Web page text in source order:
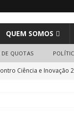
QUEM SOMOS
QUOTAS
Ciência e Inovação